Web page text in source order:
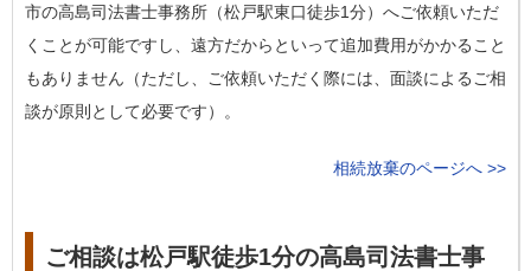
市の高島司法書士事務所（松戸駅東口徒歩1分）へご依頼いただ
くことが可能ですし、遠方だからといって追加費用がかかること
もありません （ただし、ご依頼いただく際には、面談によるご相
談が原則として必要です）。
相続放棄のページへ >>
ご相談は松戸駅徒歩1分の高島司法書士事